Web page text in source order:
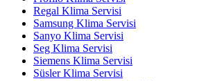
Regal Klima Servisi
Samsung Klima Servisi
Sanyo Klima Servisi
Seg Klima Servisi
Siemens Klima Servisi
Süsler Klima Servisi